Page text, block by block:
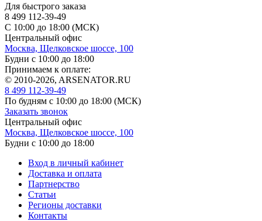
Для быстрого заказа
8 499 112-39-49
С 10:00 до 18:00 (МСК)
Центральный офис
Москва, Щелковское шоссе, 100
Будни с 10:00 до 18:00
Принимаем к оплате:
© 2010-2026, ARSENATOR.RU
8 499 112-39-49
По будням с 10:00 до 18:00 (МСК)
Заказать звонок
Центральный офис
Москва, Щелковское шоссе, 100
Будни с 10:00 до 18:00
Вход в личный кабинет
Доставка и оплата
Партнерство
Статьи
Регионы доставки
Контакты